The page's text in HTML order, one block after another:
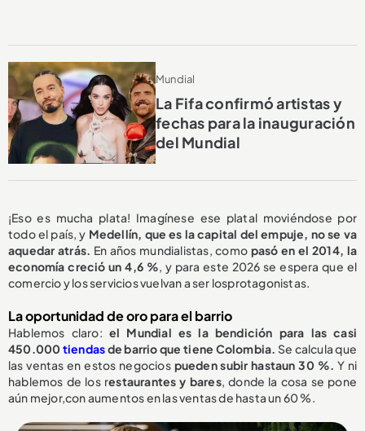
Mundial
La Fifa confirmó artistas y
fechas para la inauguración
del Mundial
¡Eso es mucha plata! Imagínese ese platal moviéndose por
todo el país, y Medellín, que es la capital del empuje, no se va
aquedar atrás. En años mundialistas, como pasó en el 2014, la
economía creció un 4,6 %, y para este 2026 se espera que el
comercio y los servicios vuelvan a ser losprotagonistas.
La oportunidad de oro para el barrio
Hablemos claro: el Mundial es la bendición para las casi
450.000 tiendasde barrio que tiene Colombia. Se calcula que
las ventas en estos negocios pueden subir hastaun 30 %. Y ni
hablemos de los restaurantes y bares, donde la cosa se pone
aún mejor,con aumentos en las ventas de hasta un 60 %.